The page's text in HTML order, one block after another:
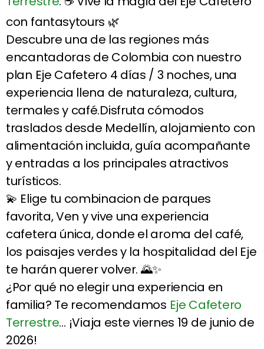
con fantasytours 🌿
Descubre una de las regiones más
encantadoras de Colombia con nuestro
plan Eje Cafetero 4 días / 3 noches, una
experiencia llena de naturaleza, cultura,
termales y café.Disfruta cómodos
traslados desde Medellín, alojamiento con
alimentación incluida, guía acompañante
y entradas a los principales atractivos
turísticos.
💫 Elige tu combinacion de parques
favorita, Ven y vive una experiencia
cafetera única, donde el aroma del café,
los paisajes verdes y la hospitalidad del Eje
te harán querer volver. 🌄✨
¿Por qué no elegir una experiencia en
familia? Te recomendamos Eje Cafetero
Terrestre… ¡Viaja este viernes 19 de junio de
2026!